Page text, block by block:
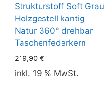
Strukturstoff Soft Grau
Holzgestell kantig
Natur 360° drehbar
Taschenfederkern
219,90 €
inkl. 19 % MwSt.